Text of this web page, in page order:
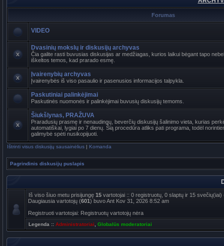
Forumas
VIDEO
Dvasinių mokslų ir diskusijų archyvas
Čia galite rasti buvusias diskusijas ar medžiagas, kurios laikui bėgant tapo
iškeltos temos, kad prarado esmę.
Įvairenybių archyvas
Įvairenybės iš viso pasaulio ir pasenusios informacijos talpykla.
Paskutiniai palinkėjimai
Paskutinės nuomonės ir palinkėjimai buvusių diskusijų temoms.
Šiukšlynas, PRAŽUVA
Praradusių prasmę ir nenaudingų, beverčių diskusijų šalinimo vieta, kurias
automatiškai, lygiai po 7 dienų. Šią procedūra atliks pati programa, todėl
galimybė spėti nusikopijuoti.
Ištrinti visus diskusijų sausainėlius | Komanda
Pagrindinis diskusijų puslapis
Iš viso šiuo metu prisijungę 15 vartotojai :: 0 registruotų, 0 slaptų ir 15
Daugiausia vartotojų (601) buvo Ant Kov 31, 2026 8:52 am
Registruoti vartotojai: Registruotų vartotojų nėra
Legenda :: Administratoriai Globalūs moderatoriai